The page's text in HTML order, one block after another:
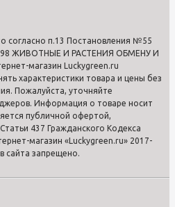
согласно п.13 Постановления №55
ЖИВОТНЫЕ И РАСТЕНИЯ ОБМЕНУ И
магазин Luckygreen.ru
характеристики товара и цены без
Пожалуйста, уточняйте
Информация о товаре носит
публичной офертой,
437 Гражданского Кодекса
магазин «Luckygreen.ru» 2017-
сайта запрещено.